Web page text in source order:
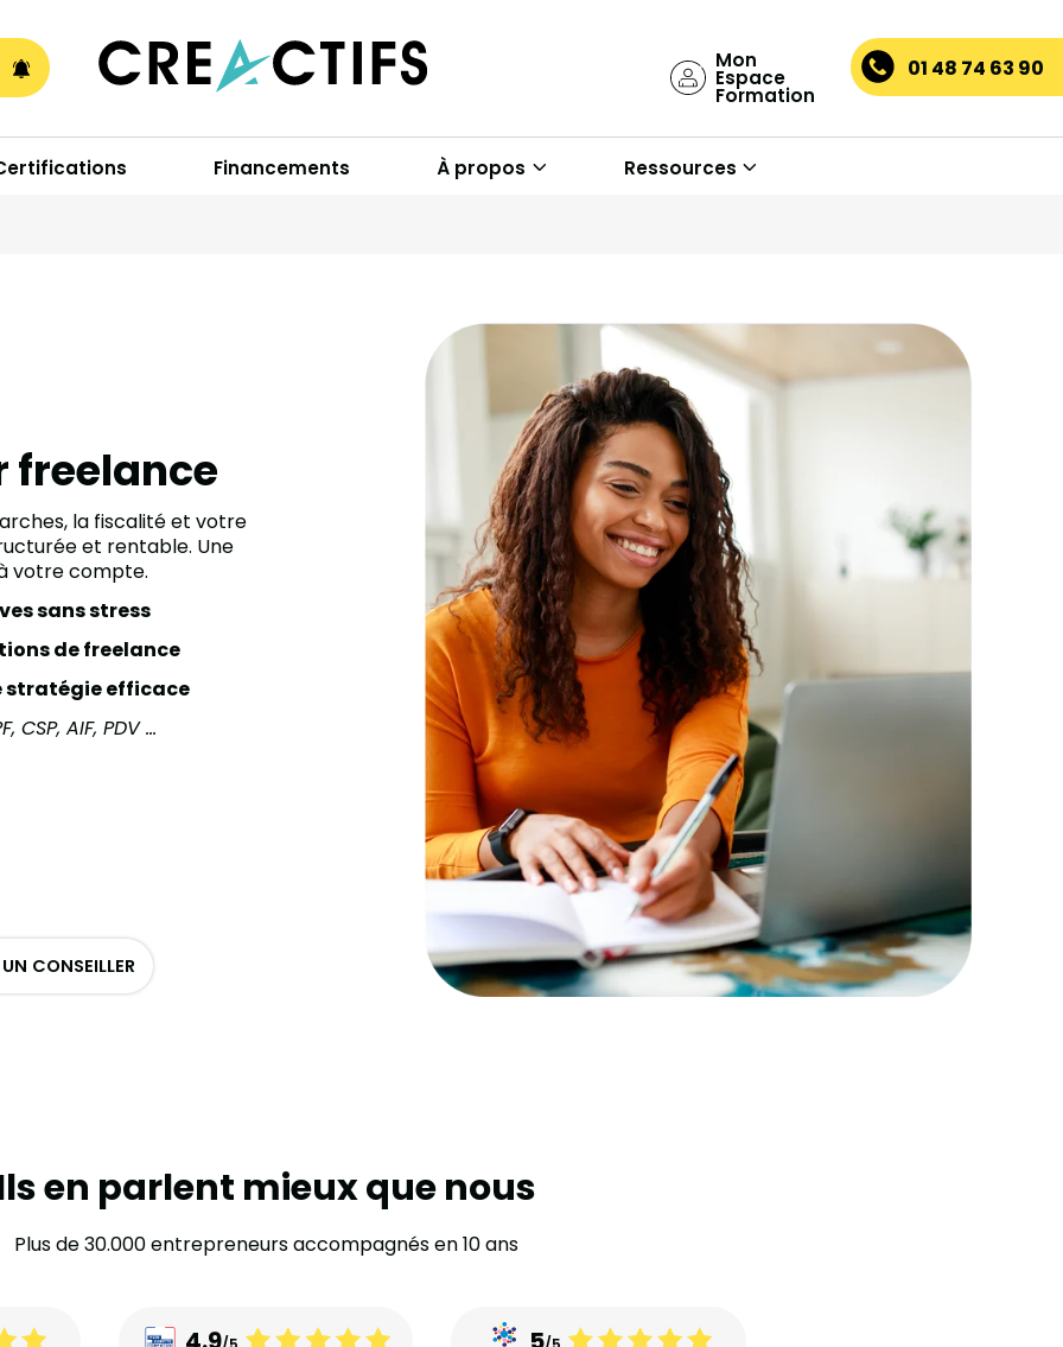
Mon
Espace
Formation
01 48 74 63 90
Financements À propos Ressources
freelance
la fiscalité et votre
et rentable. Une
votre compte.
sans stress
de freelance
stratégie efficace
AIF, PDV …
CONSEILLER
en parlent mieux que nous
Plus de 30.000 entrepreneurs accompagnés en 10 ans